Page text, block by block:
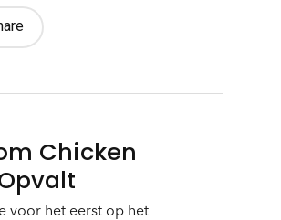
Chicken
voor het eerst op het